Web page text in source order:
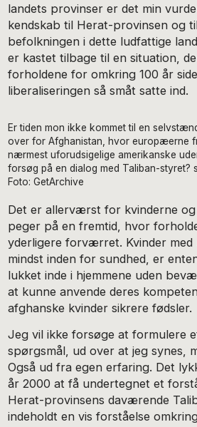
landets provinser er det min
kendskab til Herat-provinsen og
befolkningen i dette ludfattige
er kastet tilbage til en situation,
forholdene for omkring 100 år
liberaliseringen så småt satte ind.
Er tiden mon ikke kommet til en
over for Afghanistan, hvor europæerne
nærmest uforudsigelige amerikanske
forsøg på en dialog med Taliban-styret?
Foto: GetArchive
Det er allerværst for kvinderne
peger på en fremtid, hvor
yderligere forværret. Kvinder med
mindst inden for sundhed, er
lukket inde i hjemmene uden
at kunne anvende deres
afghanske kvinder sikrere fødsler.
Jeg vil ikke forsøge at formulere
spørgsmål, ud over at jeg synes,
Også ud fra egen erfaring. Det
år 2000 at få undertegnet et
Herat-provinsens daværende
indeholdt en vis forståelse